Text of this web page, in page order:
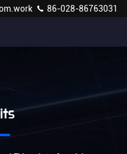
86-028-86763031